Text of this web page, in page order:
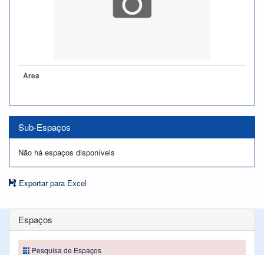
Àrea
Sub-Espaços
Não há espaços disponíveis
Exportar para Excel
Espaços
Pesquisa de Espaços